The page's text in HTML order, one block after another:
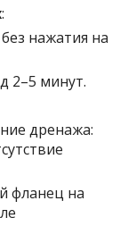
:
нажатия на
2–5 минут.
дренажа:
фланец на